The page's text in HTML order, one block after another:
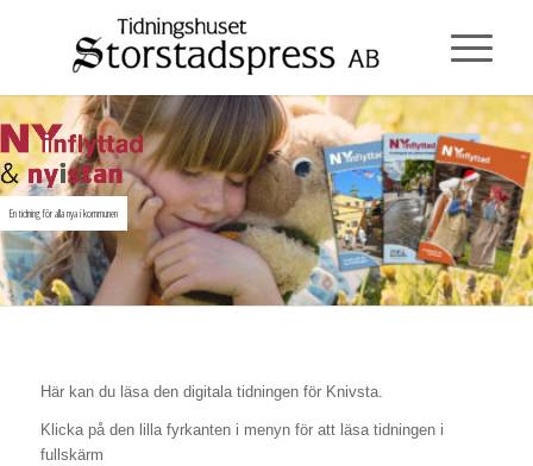
En tidning för alla nya i kommunen
Här kan du läsa den digitala tidningen för Knivsta.
Klicka på den lilla fyrkanten i menyn för att läsa tidningen i
fullskärm